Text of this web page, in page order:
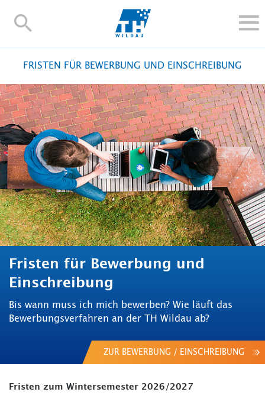
TH-
STUDIEREN UND WEITERBILDEN
FORSCHUNG UND TRANSFER
ALUMNI
HOCHSCHULE
INTERNATIONAL
BESCHÄFTIGTE
Blogs Kontakt und Anfahrt Webmail Moodle
TH Online-Portal Personensuche English
FRISTEN FÜR BEWERBUNG UND EINSCHREIBUNG
Fristen für Bewerbung und
Einschreibung
Bis wann muss ich mich bewerben? Wie läuft das
Bewerbungsverfahren an der TH Wildau ab?
ZUR BEWERBUNG / EINSCHREIBUNG
Fristen zum Wintersemester 2026/2027